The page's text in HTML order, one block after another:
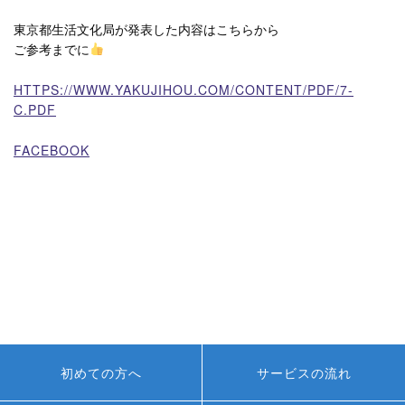
東京都生活文化局が発表した内容はこちらから
ご参考までに
HTTPS://WWW.YAKUJIHOU.COM/CONTENT/PDF/7-
C.PDF
FACEBOOK
初めての方へ サービスの流れ